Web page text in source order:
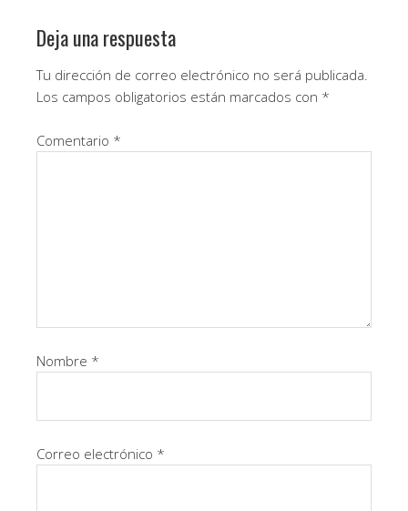
Deja una respuesta
Tu dirección de correo electrónico no será publicada.
Los campos obligatorios están marcados con *
Comentario *
Nombre *
Correo electrónico *